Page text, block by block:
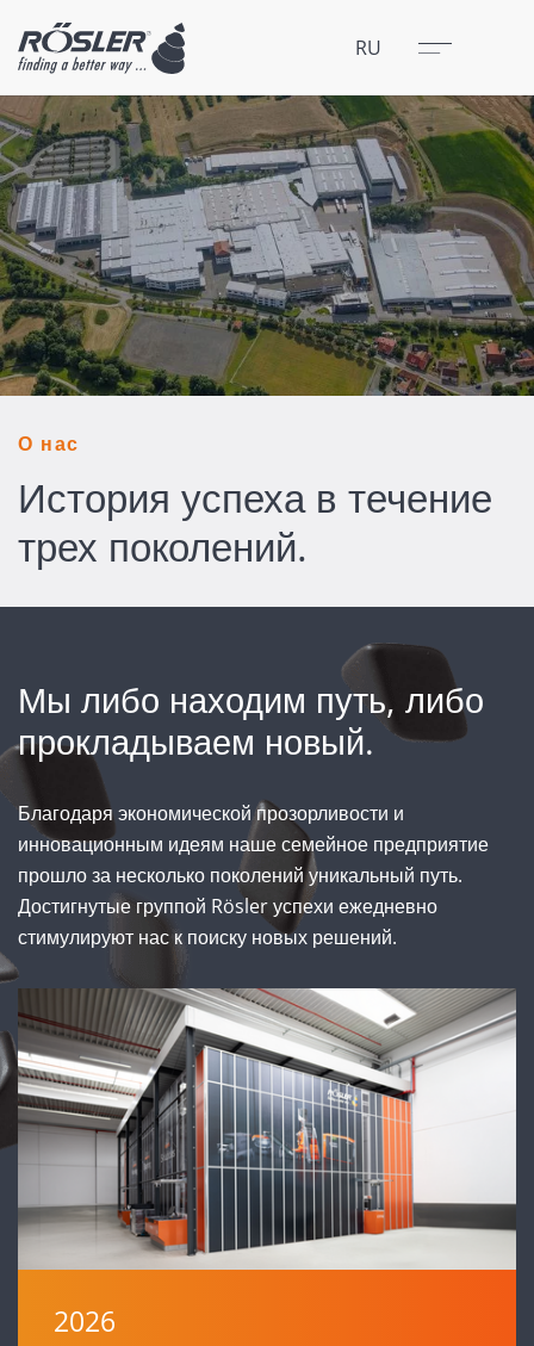
RU Меню
Закрыть
О нас
История успеха в течение
трех поколений.
Мы либо находим путь, либо
прокладываем новый.
Благодаря экономической прозорливости и
инновационным идеям наше семейное предприятие
прошло за несколько поколений уникальный путь.
Достигнутые группой Rösler успехи ежедневно
стимулируют нас к поиску новых решений.
2026